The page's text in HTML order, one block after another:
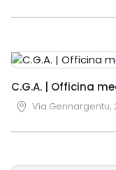
C.G.A. | Officina
Via Gennargentu,